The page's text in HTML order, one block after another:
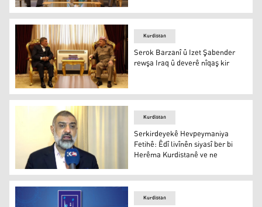
Serok Barzanî û Eyad Elawî
Serok Barzanî û Izet Şabender rewşa Iraq û deverê
Kurdistan
Serok Barzanî û Izet Şabender
rewşa Iraq û deverê nîqaş kir
Serkirdeyekê Hevpeymaniya Fetihê: Êdî livînên siyasî
Kurdistan
Serkirdeyekê Hevpeymaniya
Fetihê: Êdî livînên siyasî ber bi
Herêma Kurdistanê ve ne
Kurdistan